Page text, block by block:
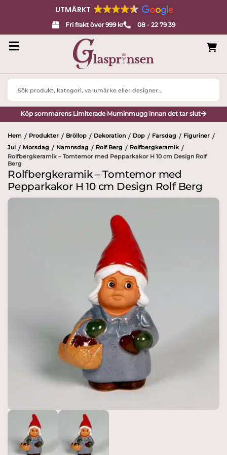
UTMÄRKT
Fri frakt över 999 kr 08 - 22 79 39
Search
Köp sommarens Limiterade Muminmugg innan det tar slut
Hem / Produkter / Bröllop / Dekoration / Dop / Farsdag / Figuriner /
Jul / Morsdag / Namnsdag / Rolf Berg / Rolfbergkeramik /
Rolfbergkeramik – Tomtemor med Pepparkakor H 10 cm Design Rolf
Berg
Rolfbergkeramik – Tomtemor med
Pepparkakor H 10 cm Design Rolf Berg